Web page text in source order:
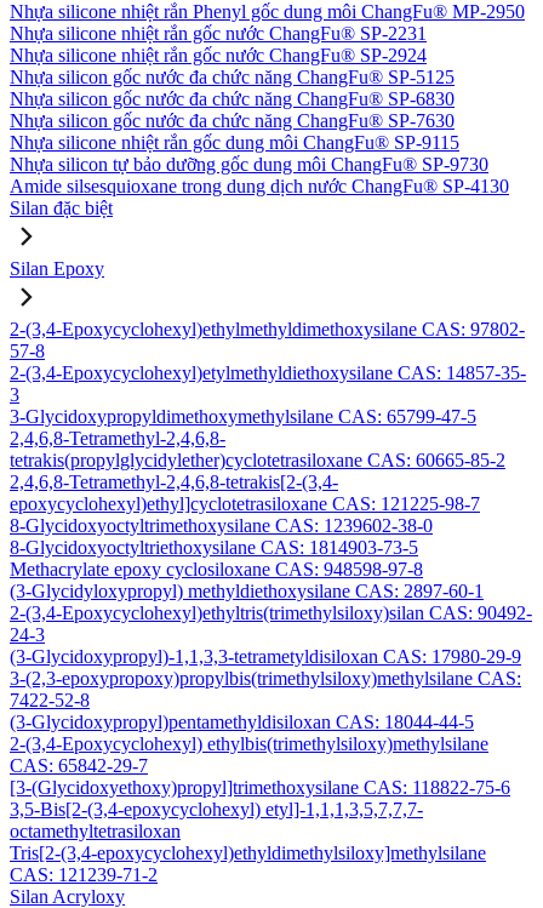
Nhựa silicone nhiệt rắn Phenyl gốc dung môi ChangFu® MP-2950
Nhựa silicone nhiệt rắn gốc nước ChangFu® SP-2231
Nhựa silicone nhiệt rắn gốc nước ChangFu® SP-2924
Nhựa silicon gốc nước đa chức năng ChangFu® SP-5125
Nhựa silicon gốc nước đa chức năng ChangFu® SP-6830
Nhựa silicon gốc nước đa chức năng ChangFu® SP-7630
Nhựa silicone nhiệt rắn gốc dung môi ChangFu® SP-9115
Nhựa silicon tự bảo dưỡng gốc dung môi ChangFu® SP-9730
Amide silsesquioxane trong dung dịch nước ChangFu® SP-4130
Silan đặc biệt
Silan Epoxy
2-(3,4-Epoxycyclohexyl)ethylmethyldimethoxysilane CAS: 97802-
57-8
2-(3,4-Epoxycyclohexyl)etylmethyldiethoxysilane CAS: 14857-35-
3
3-Glycidoxypropyldimethoxymethylsilane CAS: 65799-47-5
2,4,6,8-Tetramethyl-2,4,6,8-
tetrakis(propylglycidylether)cyclotetrasiloxane CAS: 60665-85-2
2,4,6,8-Tetramethyl-2,4,6,8-tetrakis[2-(3,4-
epoxycyclohexyl)ethyl]cyclotetrasiloxane CAS: 121225-98-7
8-Glycidoxyoctyltrimethoxysilane CAS: 1239602-38-0
8-Glycidoxyoctyltriethoxysilane CAS: 1814903-73-5
Methacrylate epoxy cyclosiloxane CAS: 948598-97-8
(3-Glycidyloxypropyl) methyldiethoxysilane CAS: 2897-60-1
2-(3,4-Epoxycyclohexyl)ethyltris(trimethylsiloxy)silan CAS: 90492-
24-3
(3-Glycidoxypropyl)-1,1,3,3-tetrametyldisiloxan CAS: 17980-29-9
3-(2,3-epoxypropoxy)propylbis(trimethylsiloxy)methylsilane CAS:
7422-52-8
(3-Glycidoxypropyl)pentamethyldisiloxan CAS: 18044-44-5
2-(3,4-Epoxycyclohexyl) ethylbis(trimethylsiloxy)methylsilane
CAS: 65842-29-7
[3-(Glycidoxyethoxy)propyl]trimethoxysilane CAS: 118822-75-6
3,5-Bis[2-(3,4-epoxycyclohexyl) etyl]-1,1,1,3,5,7,7,7-
octamethyltetrasiloxan
Tris[2-(3,4-epoxycyclohexyl)ethyldimethylsiloxy]methylsilane
CAS: 121239-71-2
Silan Acryloxy